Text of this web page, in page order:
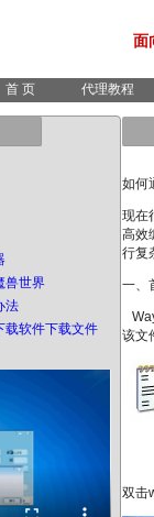
面
首 页 代理教程
兽世界
法
载软件下载文件
如何
现在
高效
行复
一、
该文
双击